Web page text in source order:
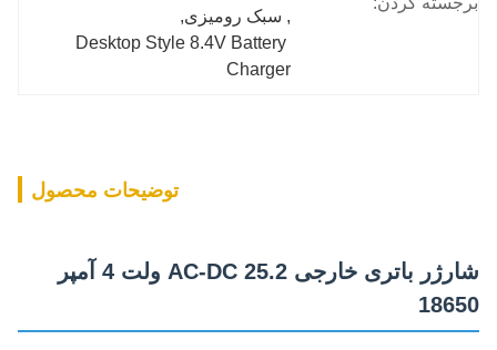
, سبک رومیزی,
Desktop Style 8.4V Battery
Charger
توضیحات محصول
شارژر باتری خارجی AC-DC 25.2 ولت 4 آمپر
18650